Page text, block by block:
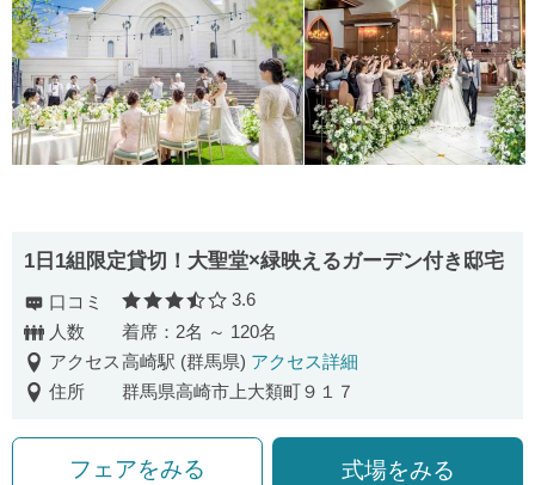
1日1組限定貸切！大聖堂×緑映えるガーデン付き邸宅
口コミ 口コミ評価
3.6
人数
着席：2名 ～ 120名
アクセス高崎駅 (群馬県) アクセス詳細
住所
群馬県高崎市上大類町９１７
フェアをみる 式場をみる